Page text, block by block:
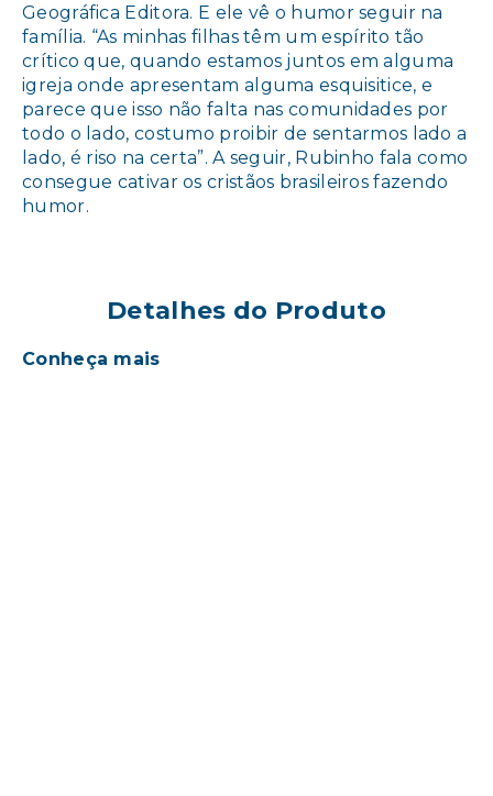
Geográfica Editora. E ele vê o humor seguir na
família. “As minhas filhas têm um espírito tão
crítico que, quando estamos juntos em alguma
igreja onde apresentam alguma esquisitice, e
parece que isso não falta nas comunidades por
todo o lado, costumo proibir de sentarmos lado a
lado, é riso na certa”. A seguir, Rubinho fala como
consegue cativar os cristãos brasileiros fazendo
humor.
Detalhes do Produto
Conheça mais